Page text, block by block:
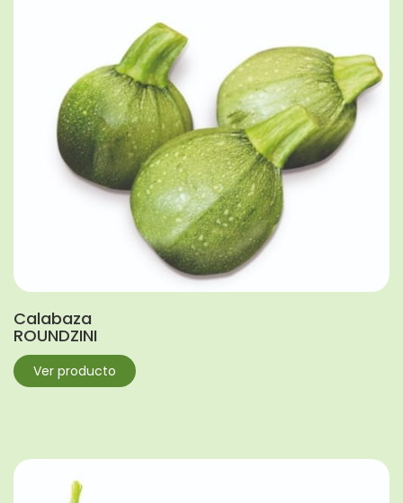
Calabaza
ROUNDZINI
Ver producto